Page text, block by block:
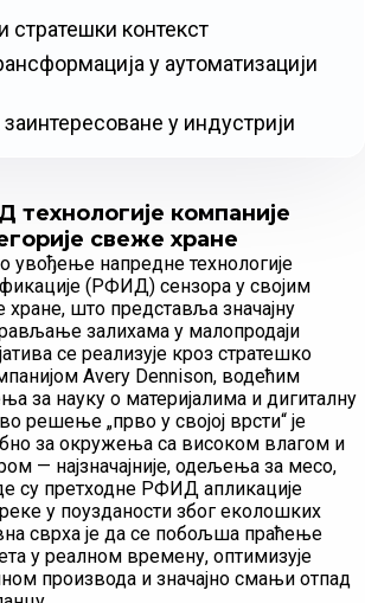
компаније
свеже хране
увођење напредне технологије
(РФИД) сензора у својим
што представља значајну
залихама у малопродаји
се реализује кроз стратешко
Avery Dennison, водећим
за науку о материјалима и дигиталну
решење „прво у својој врсти“ је
за окружења са високом влагом и
— најзначајније, одељења за месо,
су претходне РФИД апликације
у поузданости због еколошких
сврха је да се побољша праћење
у реалном времену, оптимизује
производа и значајно смањи отпад
стратешки контекст
у аутоматизацији
у индустрији